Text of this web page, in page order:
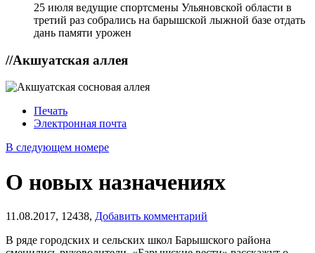
25 июля ведущие спортсмены Ульяновской области в
третий раз собрались на барышской лыжной базе отдать
дань памяти урожен
//Акшуатская аллея
Печать
Электронная почта
В следующем номере
О новых назначениях
11.08.2017, 12438, Добавить комментарий
В ряде городских и сельских школ Барышского района